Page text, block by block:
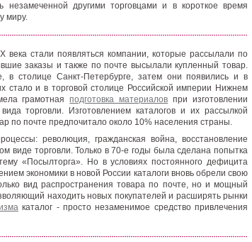
другими торговцами и в короткое время
миру.
стали появляться компании, которые рассылали по
заказы и также по почте высылали купленный товар.
в столице Санкт-Петербурге, затем они появились и в
стало и в торговой столице Российской империи Нижнем
грамотнаяподготовка материалов при изготовлении
торговли. Изготовлением каталогов и их рассылкой
по почте предпочитало около 10% населения страны.
революция, гражданская война, восстановление
виде торговли. Только в 70-е годы была сделана попытка
«Посылторга». Но в условиях постоянного дефицита
экономики в новой России каталоги вновь обрели свою
вид распространения товара по почте, но и мощный
находить новых покупателей и расширять рынки
каталог - просто незаменимое средство привлечения